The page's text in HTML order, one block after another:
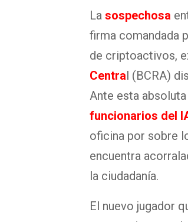
La sospechosa
firma comandada
de criptoactivos,
Central (BCRA)
Ante esta
funcionarios del
oficina por sobre
encuentra
la ciudadanía.
El nuevo jugador